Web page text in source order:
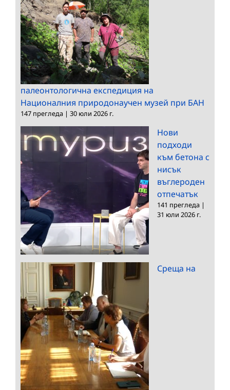
палеонтологична експедиция на
Националния природонаучен музей при БАН
147 прегледа | 30 юли 2026 г.
Нови
подходи
към бетона с
нисък
въглероден
отпечатък
141 прегледа |
31 юли 2026 г.
Среща на